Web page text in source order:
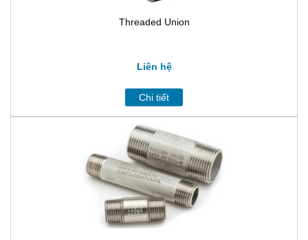
Threaded Union
Liên hệ
Chi tiết